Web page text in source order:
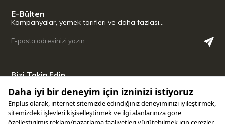
E-Bülten
Kampanyalar, yemek tarifleri ve daha fazlası…
Bizi Takip Edin